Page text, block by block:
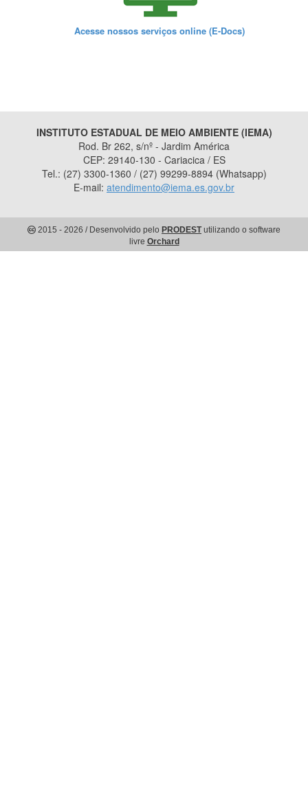
Acesse nossos serviços online (E-Docs)
INSTITUTO ESTADUAL DE MEIO AMBIENTE (IEMA)
Rod. Br 262, s/nº - Jardim América
CEP: 29140-130 - Cariacica / ES
Tel.: (27) 3300-1360 / (27) 99299-8894 (Whatsapp)
E-mail: atendimento@iema.es.gov.br
2015 - 2026 / Desenvolvido pelo PRODESTutilizando o software
livre Orchard